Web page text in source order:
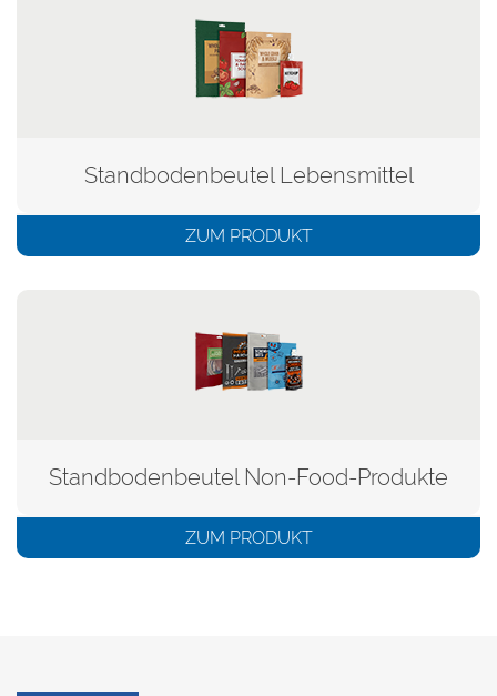
Standbodenbeutel Lebensmittel
ZUM PRODUKT
Standbodenbeutel Non-Food-Produkte
ZUM PRODUKT